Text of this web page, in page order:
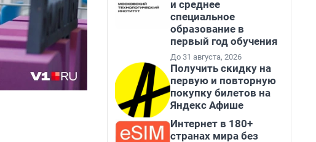
и среднее
специальное
образование в
первый год обучения
До 31 августа, 2026
Получить скидку на
первую и повторную
покупку билетов на
Яндекс Афише
Интернет в 180+
странах мира без